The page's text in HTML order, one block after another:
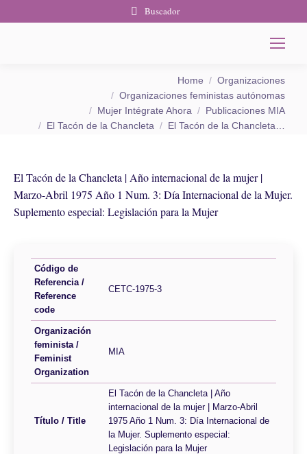
Buscador
Home
Organizaciones
Organizaciones feministas autónomas
Mujer Intégrate Ahora
Publicaciones MIA
El Tacón de la Chancleta
El Tacón de la Chancleta…
El Tacón de la Chancleta | Año internacional de la mujer |
Marzo-Abril 1975 Año 1 Num. 3: Día Internacional de la Mujer.
Suplemento especial: Legislación para la Mujer
Código de
Referencia /
Reference
code
CETC-1975-3
Organización
feminista /
Feminist
Organization
MIA
Título / Title
El Tacón de la Chancleta | Año
internacional de la mujer | Marzo-Abril
1975 Año 1 Num. 3: Día Internacional de
la Mujer. Suplemento especial:
Legislación para la Mujer